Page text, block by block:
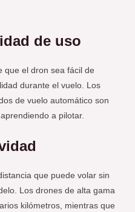
de uso
que el dron sea fácil de
durante el vuelo. Los
de vuelo automático son
a pilotar.
que puede volar sin
Los drones de alta gama
kilómetros, mientras que